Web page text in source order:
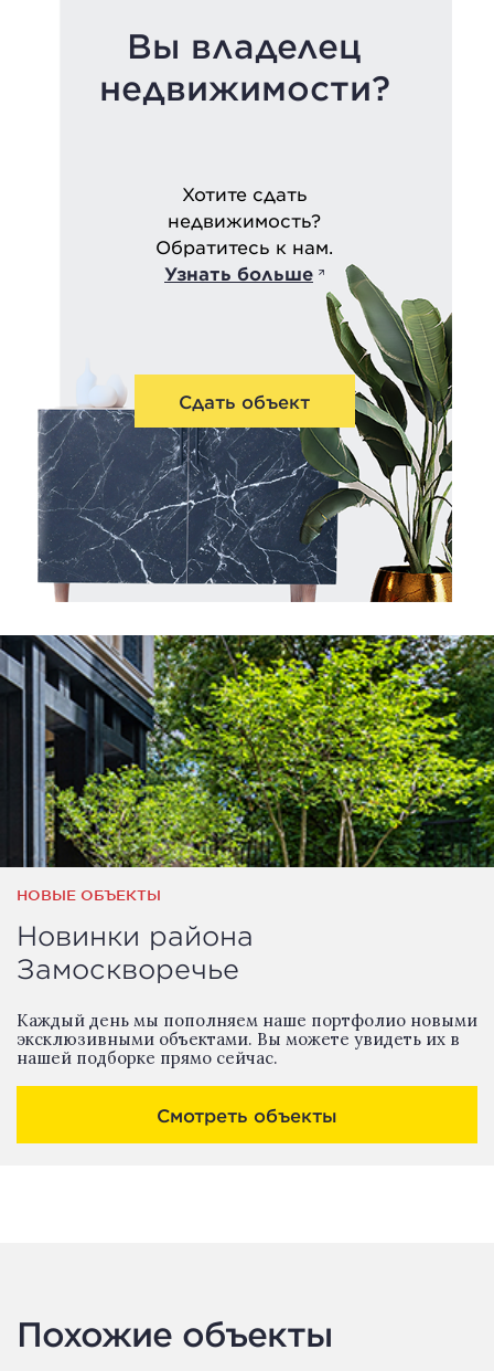
Вы владелец
недвижимости?
Хотите сдать
недвижимость?
Обратитесь к нам.
Узнать больше
Сдать объект
НОВЫЕ ОБЪЕКТЫ
Новинки района
Замоскворечье
Каждый день мы пополняем наше портфолио новыми
эксклюзивными объектами. Вы можете увидеть их в
нашей подборке прямо сейчас.
Смотреть объекты
Похожие объекты